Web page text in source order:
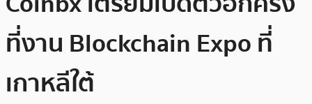
ที่งาน Blockchain Expo ที่
เกาหลีใต้